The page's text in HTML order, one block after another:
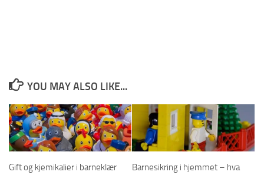
YOU MAY ALSO LIKE...
Gift og kjemikalier i barneklær Barnesikring i hjemmet – hva